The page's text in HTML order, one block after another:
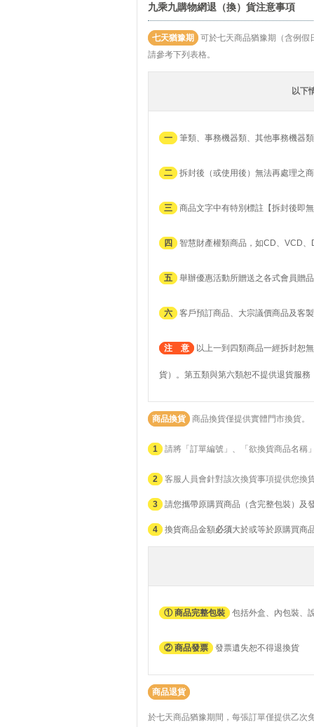
九乘九購物網退（換）貨注意事項
七天猶豫期
可於七天商品猶豫期（含例假
請參考下列表格。
以下
一 筆類、事務機器類、其他事務機器
二 拆封後（或使用後）無法再處理之
三 商品文字中有特別標註【拆封後即
四 智慧財產權類商品，如CD、VCD
五 舉辦優惠活動所贈送之各式會員贈品
六 客戶預訂商品、大宗議價商品及客
注 意 以上一到四類商品一經拆封恕
貨）。第五類與第六類恕不提供退貨服
商品換貨 商品換貨僅提供實體門市換貨。
1 請將「訂單編號」、「欲換貨商品名稱
2 客服人員會針對該次換貨事項提供您換
3 請您攜帶原購買商品（含完整包裝）及
4 換貨商品金額必須大於或等於原購買商
① 商品完整包裝 包括外盒、內包裝、
② 商品發票 發票遺失恕不得退換貨
商品退貨
於七天商品猶豫期間，每張訂單僅提供乙次